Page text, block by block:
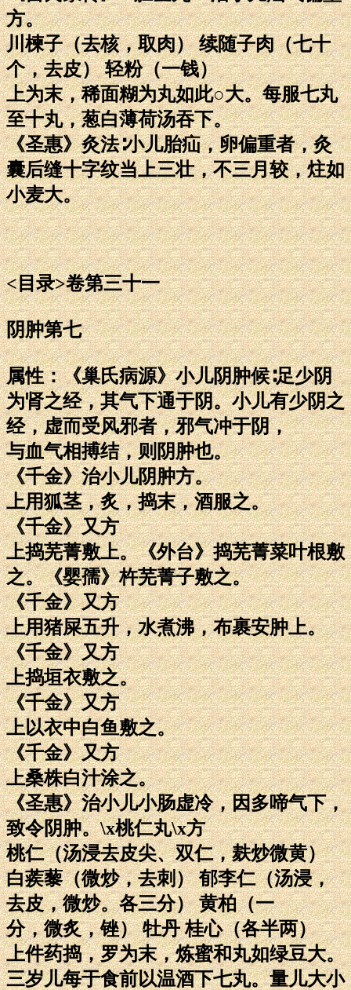
方。
川楝子（去核，取肉） 续随子肉（七十
个，去皮） 轻粉（一钱）
上为末，稀面糊为丸如此○大。每服七丸
至十丸，葱白薄荷汤吞下。
《圣惠》灸法∶小儿胎疝，卵偏重者，灸
囊后缝十字纹当上三壮，不三月较，炷如
小麦大。
<目录>卷第三十一
阴肿第七
属性：《巢氏病源》小儿阴肿候∶足少阴
为肾之经，其气下通于阴。小儿有少阴之
经，虚而受风邪者，邪气冲于阴，
与血气相搏结，则阴肿也。
《千金》治小儿阴肿方。
上用狐茎，炙，捣末，酒服之。
《千金》又方
上捣芜菁敷上。《外台》捣芜菁菜叶根敷
之。《婴孺》杵芜菁子敷之。
《千金》又方
上用猪屎五升，水煮沸，布裹安肿上。
《千金》又方
上捣垣衣敷之。
《千金》又方
上以衣中白鱼敷之。
《千金》又方
上桑株白汁涂之。
《圣惠》治小儿小肠虚冷，因多啼气下，
致令阴肿。\x桃仁丸\x方
桃仁（汤浸去皮尖、双仁，麸炒微黄）
白蒺藜（微炒，去刺） 郁李仁（汤浸，
去皮，微炒。各三分） 黄柏（一
分，微炙，锉） 牡丹 桂心（各半两）
上件药捣，罗为末，炼蜜和丸如绿豆大。
三岁儿每于食前以温酒下七丸。量儿大小